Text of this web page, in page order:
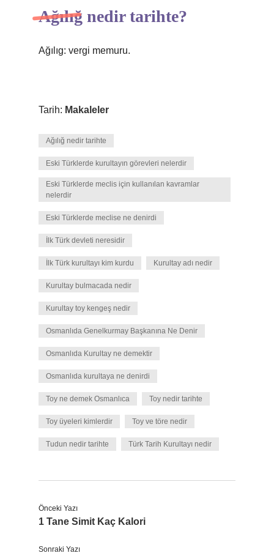
Ağılığ nedir tarihte?
Ağılıg: vergi memuru.
Tarih: Makaleler
Ağılığ nedir tarihte
Eski Türklerde kurultayın görevleri nelerdir
Eski Türklerde meclis için kullanılan kavramlar
nelerdir
Eski Türklerde meclise ne denirdi
İlk Türk devleti neresidir
İlk Türk kurultayı kim kurdu Kurultay adı nedir
Kurultay bulmacada nedir
Kurultay toy kengeş nedir
Osmanlıda Genelkurmay Başkanına Ne Denir
Osmanlıda Kurultay ne demektir
Osmanlıda kurultaya ne denirdi
Toy ne demek Osmanlıca Toy nedir tarihte
Toy üyeleri kimlerdir Toy ve töre nedir
Tudun nedir tarihte Türk Tarih Kurultayı nedir
Önceki Yazı
1 Tane Simit Kaç Kalori
Sonraki Yazı